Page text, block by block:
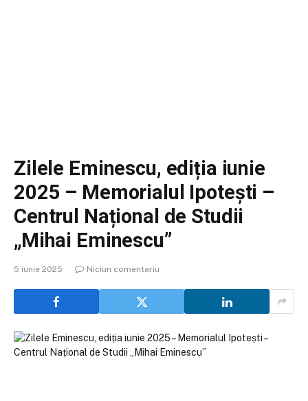
Zilele Eminescu, ediția iunie
2025 – Memorialul Ipotești –
Centrul Național de Studii
„Mihai Eminescu”
5 iunie 2025 Niciun comentariu